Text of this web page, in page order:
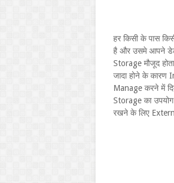
हर किसी के पास
है और उसमे आपने
Storage मौजूद
जादा होने के कारण
Manage करने में
Storage का
रखने के लिए